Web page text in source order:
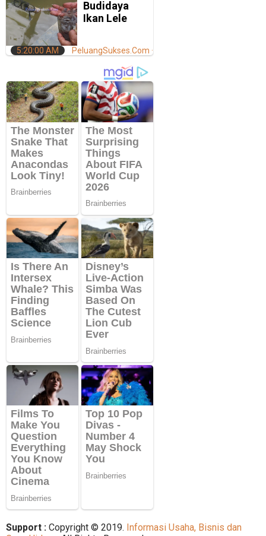
Budidaya
Ikan Lele
PeluangSukses.Com
5:20:00 AM
Support : Copyright © 2019. Informasi Usaha, Bisnis dan